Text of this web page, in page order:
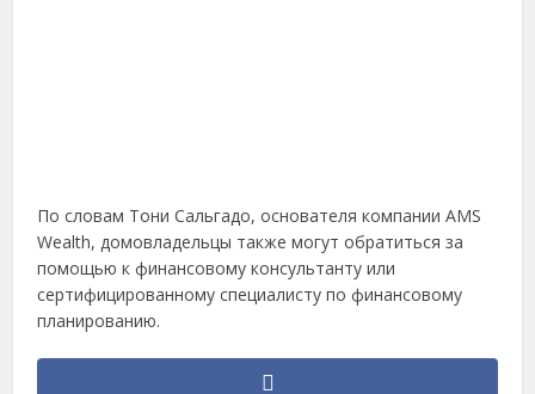
По словам Тони Сальгадо, основателя компании AMS
Wealth, домовладельцы также могут обратиться за
помощью к финансовому консультанту или
сертифицированному специалисту по финансовому
планированию.